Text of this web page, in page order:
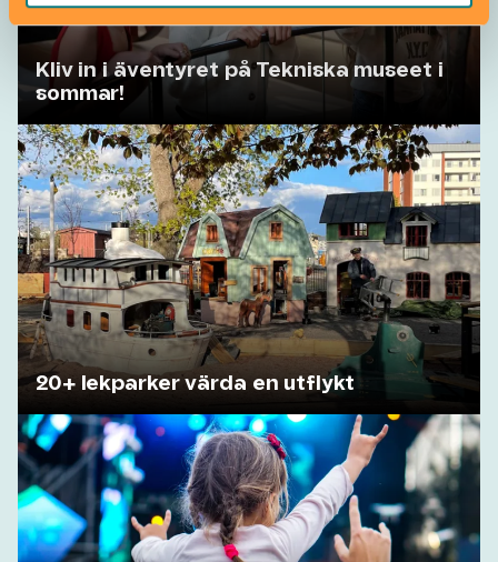
Kliv in i äventyret på Tekniska museet i
sommar!
20+ lekparker värda en utflykt